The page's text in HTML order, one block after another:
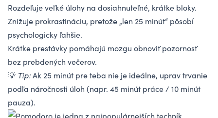
Rozdeľuje veľké úlohy na dosiahnuteľné, krátke bloky.
Znižuje prokrastináciu, pretože „len 25 minút“ pôsobí
psychologicky ľahšie.
Krátke prestávky pomáhajú mozgu obnoviť pozornosť
bez prebdených večerov.
💡 Tip:Ak 25 minút pre teba nie je ideálne, uprav trvanie
podľa náročnosti úloh (napr. 45 minút práce / 10 minút
pauza).